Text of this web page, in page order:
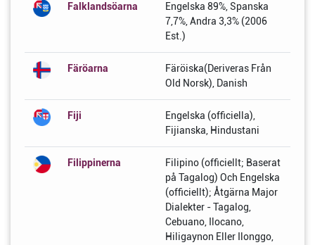
Falklandsöarna
Engelska 89%, Spanska
7,7%, Andra 3,3% (2006
Est.)
Färöarna
Färöiska(Deriveras Från
Old Norsk), Danish
Fiji
Engelska (officiella),
Fijianska, Hindustani
Filippinerna
Filipino (officiellt; Baserat
på Tagalog) Och Engelska
(officiellt); Åtgärna Major
Dialekter - Tagalog,
Cebuano, Ilocano,
Hiligaynon Eller Ilonggo,